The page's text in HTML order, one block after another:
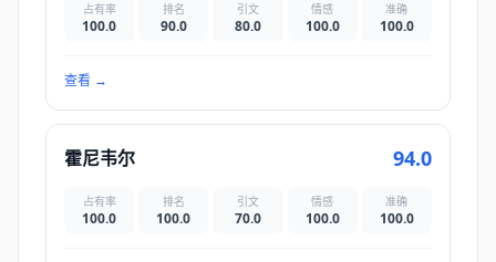
占有率
100.0
排名
90.0
引文
80.0
情感
100.0
准确
100.0
查看 →
霍尼韦尔 94.0
占有率
100.0
排名
100.0
引文
70.0
情感
100.0
准确
100.0